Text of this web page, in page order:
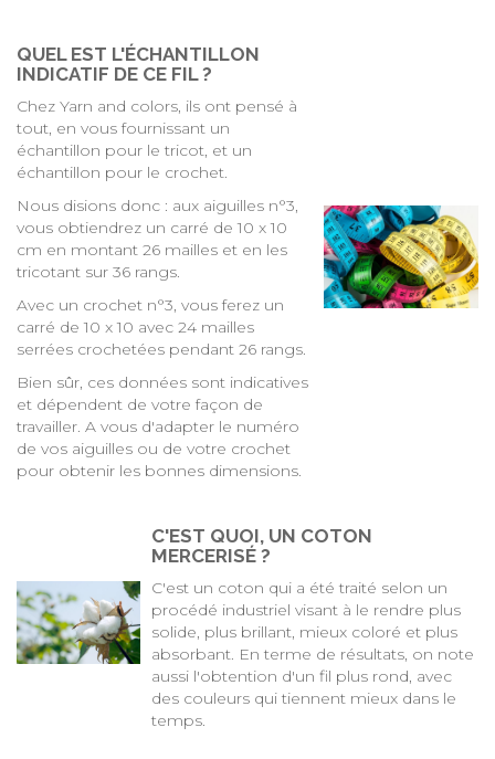
QUEL EST L'ÉCHANTILLON
INDICATIF DE CE FIL ?
Chez Yarn and colors, ils ont pensé à
tout, en vous fournissant un
échantillon pour le tricot, et un
échantillon pour le crochet.
Nous disions donc : aux aiguilles n°3,
vous obtiendrez un carré de 10 x 10
cm en montant 26 mailles et en les
tricotant sur 36 rangs.
Avec un crochet n°3, vous ferez un
carré de 10 x 10 avec 24 mailles
serrées crochetées pendant 26 rangs.
Bien sûr, ces données sont indicatives
et dépendent de votre façon de
travailler. A vous d'adapter le numéro
de vos aiguilles ou de votre crochet
pour obtenir les bonnes dimensions.
C'EST QUOI, UN COTON
MERCERISÉ ?
C'est un coton qui a été traité selon un
procédé industriel visant à le rendre plus
solide, plus brillant, mieux coloré et plus
absorbant. En terme de résultats, on note
aussi l'obtention d'un fil plus rond, avec
des couleurs qui tiennent mieux dans le
temps.